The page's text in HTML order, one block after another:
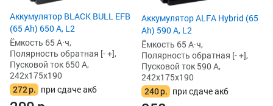
Аккумулятор BLACK BULL EFB
(65 Ah) 650 А, L2
Ёмкость 65 А·ч,
Полярность обратная [- +],
Пусковой ток 650 А,
242x175x190
272р. при сдаче акб
Аккумулятор ALFA Hybrid (65
Ah) 590 А, L2
Ёмкость 65 А·ч,
Полярность обратная [- +],
Пусковой ток 590 А,
242x175x190
240р. при сдаче акб